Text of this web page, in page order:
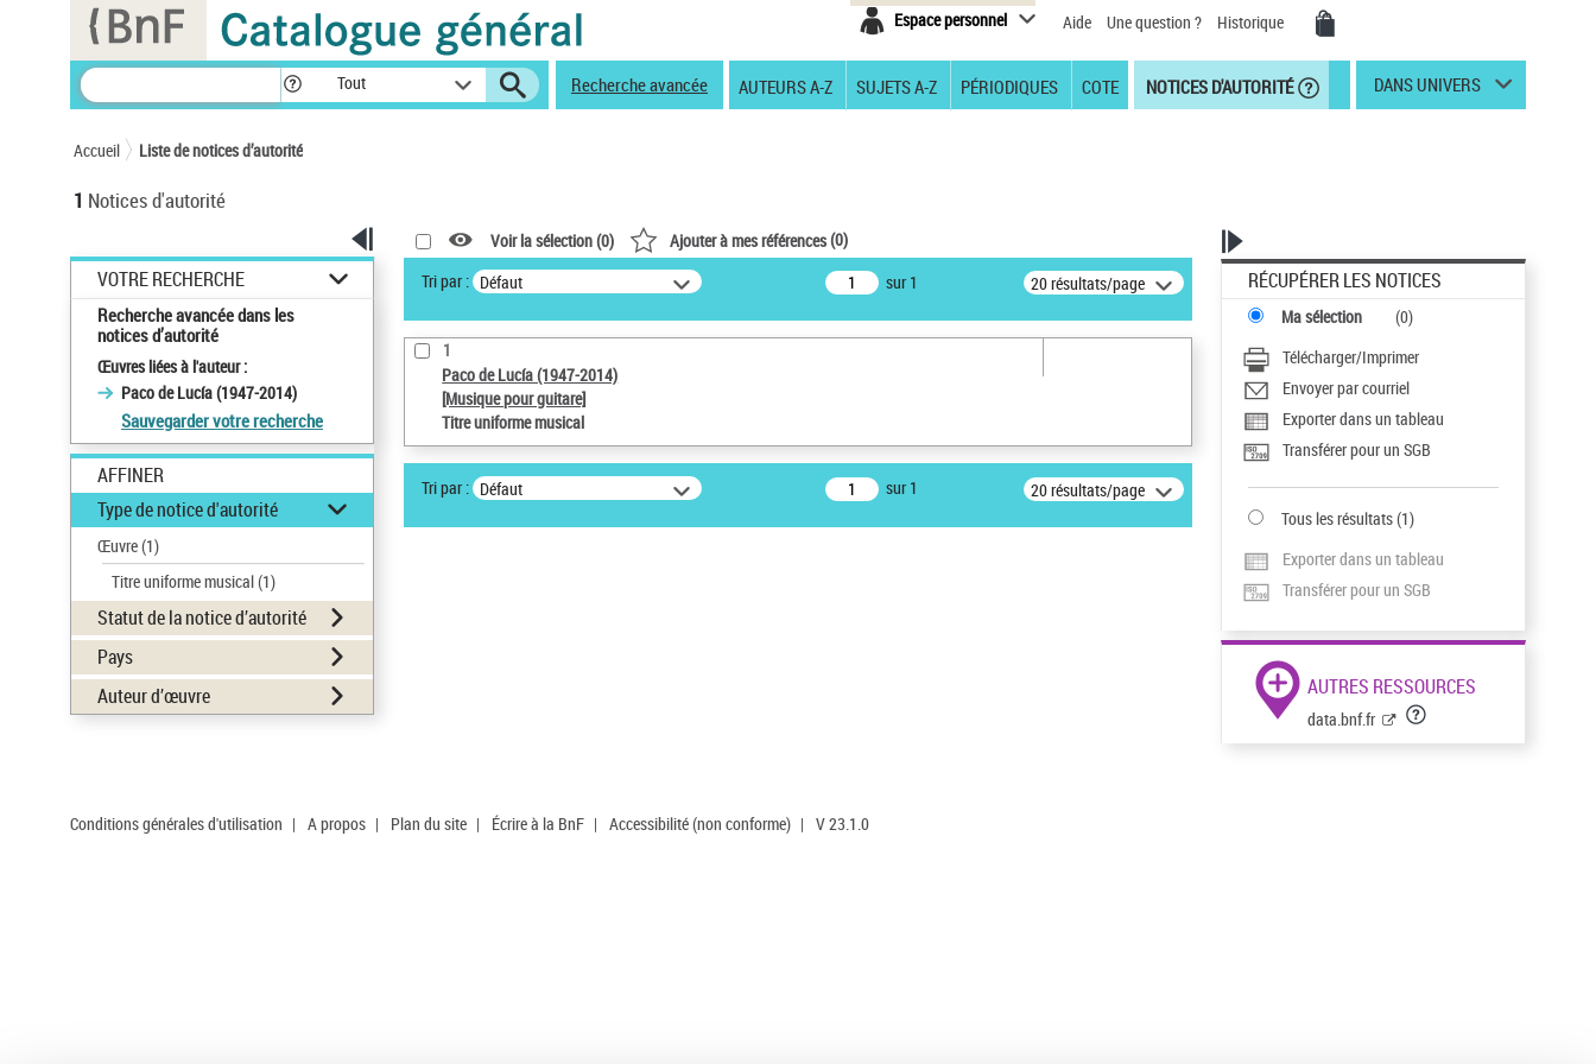
Espace personnel Aide Une question ? Historique
Tout Recherche avancée AUTEURS A-Z SUJETS A-Z PÉRIODIQUES COTE NOTICES D'AUTORITÉ DANS UNIVERS
Accueil Liste de notices d’autorité
1 Notices d'autorité
VOTRE RECHERCHE
Recherche avancée dans les
notices d’autorité
Œuvres liées à l'auteur :
Paco de Lucía (1947-2014)
Sauvegarder votre recherche
AFFINER
Type de notice d'autorité
Œuvre(1)
Titre uniforme musical(1)
Statut de la notice d’autorité
Pays
Auteur d’œuvre
Voir la sélection (0) Ajouter à mes références(0)
Tri par : Défaut sur 1 20 résultats/page
1
Paco de Lucía (1947-2014)
[Musique pour guitare]
Titre uniforme musical
Tri par : Défaut sur 1 20 résultats/page
RÉCUPÉRER LES NOTICES
Ma sélection (0)
Télécharger/Imprimer
Envoyer par courriel
Exporter dans un tableau
Transférer pour un SGB
Tous les résultats(1)
Exporter dans un tableau
Transférer pour un SGB
AUTRES RESSOURCES
data.bnf.fr
Conditions générales d'utilisation | A propos | Plan du site | Écrire à la BnF | Accessibilité (non conforme) | V 23.1.0
Panneau de gestion des cookies